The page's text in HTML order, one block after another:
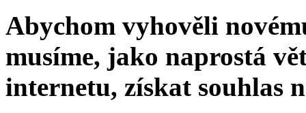
Abychom vyhověli
musíme, jako naprostá
internetu, získat souhlas